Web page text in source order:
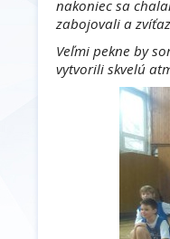
nakoniec sa
zabojovali a
Veľmi pekne by
vytvorili skvelú